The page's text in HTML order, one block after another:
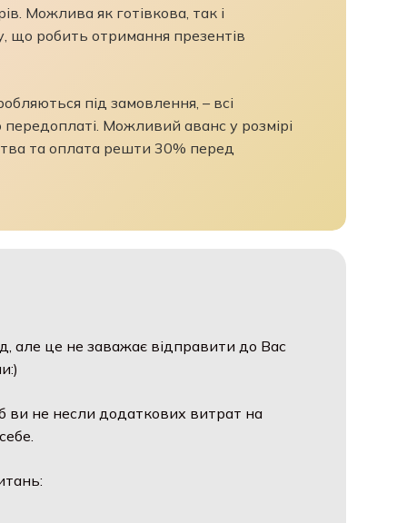
Можлива як готівкова, так і
що робить отримання презентів
під замовлення, – всі
Можливий аванс у розмірі
та оплата решти 30% перед
але це не заважає відправити до Вас
не несли додаткових витрат на